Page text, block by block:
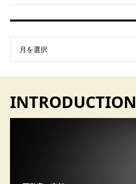
月を選択
INTRODUCTION